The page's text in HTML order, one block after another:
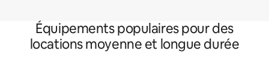
Équipements populaires pour des
locations moyenne et longue durée